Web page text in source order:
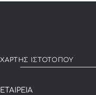
ΧΑΡΤΗΣ ΙΣΤΟΤΟΠΟΥ
ΕΤΑΙΡΕΙΑ